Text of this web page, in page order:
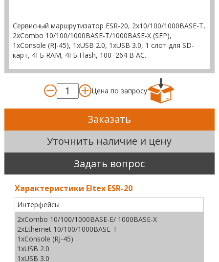
Сервисный маршрутизатор ESR-20, 2х10/100/1000BASE-T,
2хCombo 10/100/1000BASE-T/1000BASE-X (SFP),
1xConsole (RJ-45), 1хUSB 2.0, 1хUSB 3.0, 1 слот для SD-
карт, 4ГБ RAM, 4ГБ Flash, 100–264 В AC.
Цена по запросу
Заказать
Уточнить наличие и цену
Задать вопрос
Характеристики Eltex ESR-20
Интерфейсы
2xCombo 10/100/1000BASE-Е/ 1000BASE-X
2xEthernet 10/100/1000BASE-T
1xConsole (RJ-45)
1хUSB 2.0
1хUSB 3.0